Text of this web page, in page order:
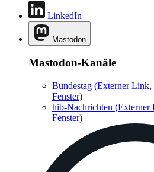
LinkedIn
Mastodon
Mastodon-Kanäle
Bundestag (Externer Link,
Fenster)
hib-Nachrichten (Externer
Fenster)